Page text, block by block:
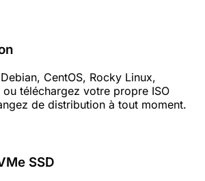
CentOS, Rocky Linux,
ou téléchargez votre propre ISO
de distribution à tout moment.
SSD